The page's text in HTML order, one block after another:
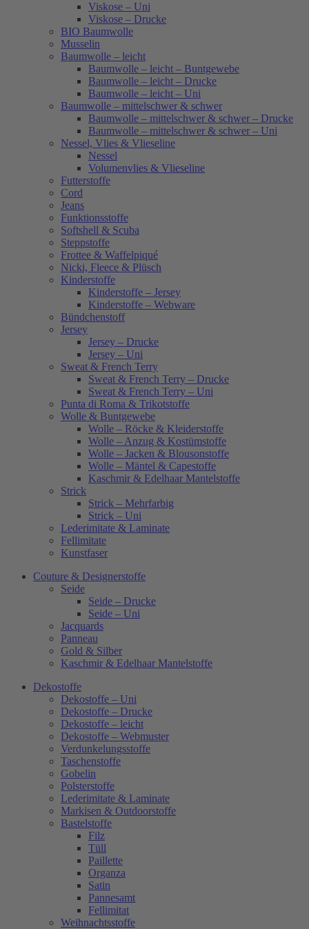
Viskose – Uni
Viskose – Drucke
BIO Baumwolle
Musselin
Baumwolle – leicht
Baumwolle – leicht – Buntgewebe
Baumwolle – leicht – Drucke
Baumwolle – leicht – Uni
Baumwolle – mittelschwer & schwer
Baumwolle – mittelschwer & schwer – Drucke
Baumwolle – mittelschwer & schwer – Uni
Nessel, Vlies & Vlieseline
Nessel
Volumenvlies & Vlieseline
Futterstoffe
Cord
Jeans
Funktionsstoffe
Softshell & Scuba
Steppstoffe
Frottee & Waffelpiqué
Nicki, Fleece & Plüsch
Kinderstoffe
Kinderstoffe – Jersey
Kinderstoffe – Webware
Bündchenstoff
Jersey
Jersey – Drucke
Jersey – Uni
Sweat & French Terry
Sweat & French Terry – Drucke
Sweat & French Terry – Uni
Punta di Roma & Trikotstoffe
Wolle & Buntgewebe
Wolle – Röcke & Kleiderstoffe
Wolle – Anzug & Kostümstoffe
Wolle – Jacken & Blousonstoffe
Wolle – Mäntel & Capestoffe
Kaschmir & Edelhaar Mantelstoffe
Strick
Strick – Mehrfarbig
Strick – Uni
Lederimitate & Laminate
Fellimitate
Kunstfaser
Couture & Designerstoffe
Seide
Seide – Drucke
Seide – Uni
Jacquards
Panneau
Gold & Silber
Kaschmir & Edelhaar Mantelstoffe
Dekostoffe
Dekostoffe – Uni
Dekostoffe – Drucke
Dekostoffe – leicht
Dekostoffe – Webmuster
Verdunkelungsstoffe
Taschenstoffe
Gobelin
Polsterstoffe
Lederimitate & Laminate
Markisen & Outdoorstoffe
Bastelstoffe
Filz
Tüll
Paillette
Organza
Satin
Pannesamt
Fellimitat
Weihnachtsstoffe